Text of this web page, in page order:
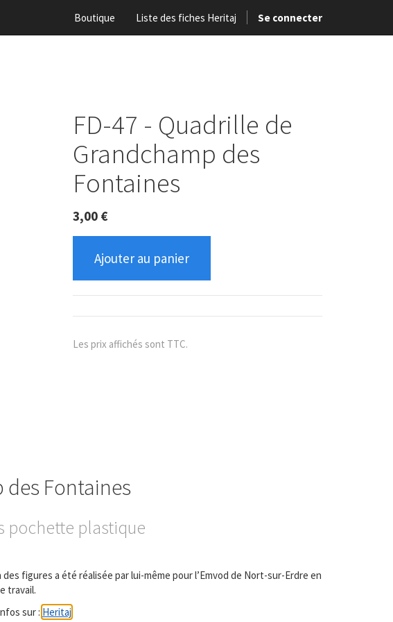
Boutique Liste des fiches Heritaj Se connecter
FD-47 - Quadrille de
Grandchamp des
Fontaines
3,00 €
Ajouter au panier
Les prix affichés sont TTC.
des Fontaines
pochette plastique
figures a été réalisée par lui-même pour l’Emvod de Nort-sur-Erdre en
travail.
sur : Heritaj